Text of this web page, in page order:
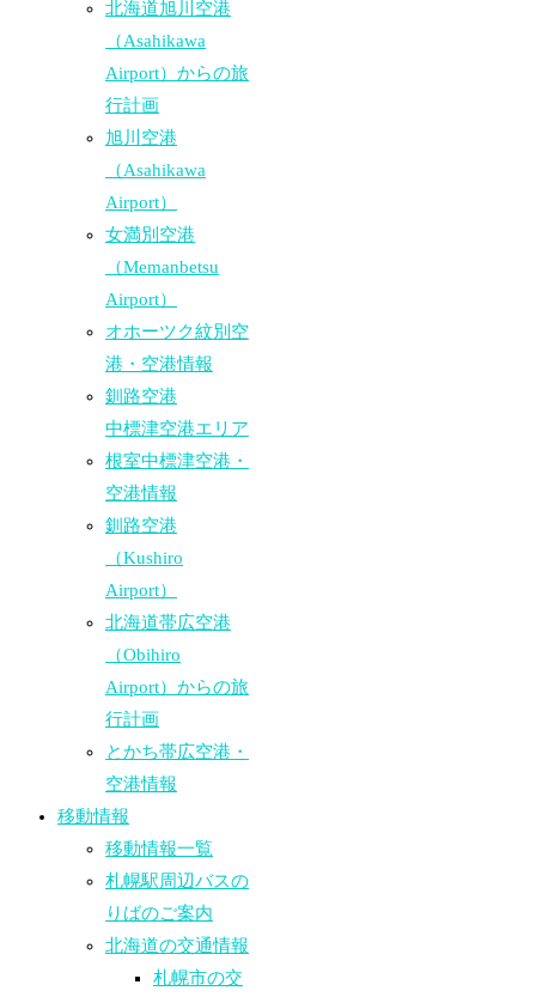
北海道旭川空港
（Asahikawa
Airport）からの旅
行計画
旭川空港
（Asahikawa
Airport）
女満別空港
（Memanbetsu
Airport）
オホーツク紋別空
港・空港情報
釧路空港
中標津空港エリア
根室中標津空港・
空港情報
釧路空港
（Kushiro
Airport）
北海道帯広空港
（Obihiro
Airport）からの旅
行計画
とかち帯広空港・
空港情報
移動情報
移動情報一覧
札幌駅周辺バスの
りばのご案内
北海道の交通情報
札幌市の交